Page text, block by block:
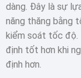
dàng. Đây là sự
năng thăng bằng
kiểm soát tốc độ.
định tốt hơn khi
định hơn.